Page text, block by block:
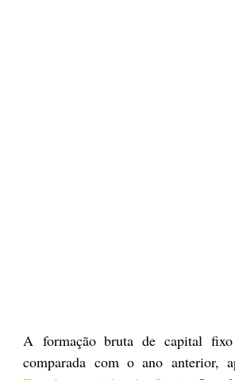
A formação bruta de capital
comparada com o ano anterior,